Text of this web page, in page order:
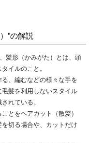
”の解説
髪形（かみがた）とは、頭
イルのこと。
、編むなどの様々な手を
髪を利用しないスタイル
れている。
とをヘアカット（散髪）
切る場合や、カットだけ